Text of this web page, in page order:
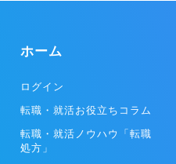
ホーム
ログイン
転職・就活お役立ちコラム
転職・就活ノウハウ「転職
処方」